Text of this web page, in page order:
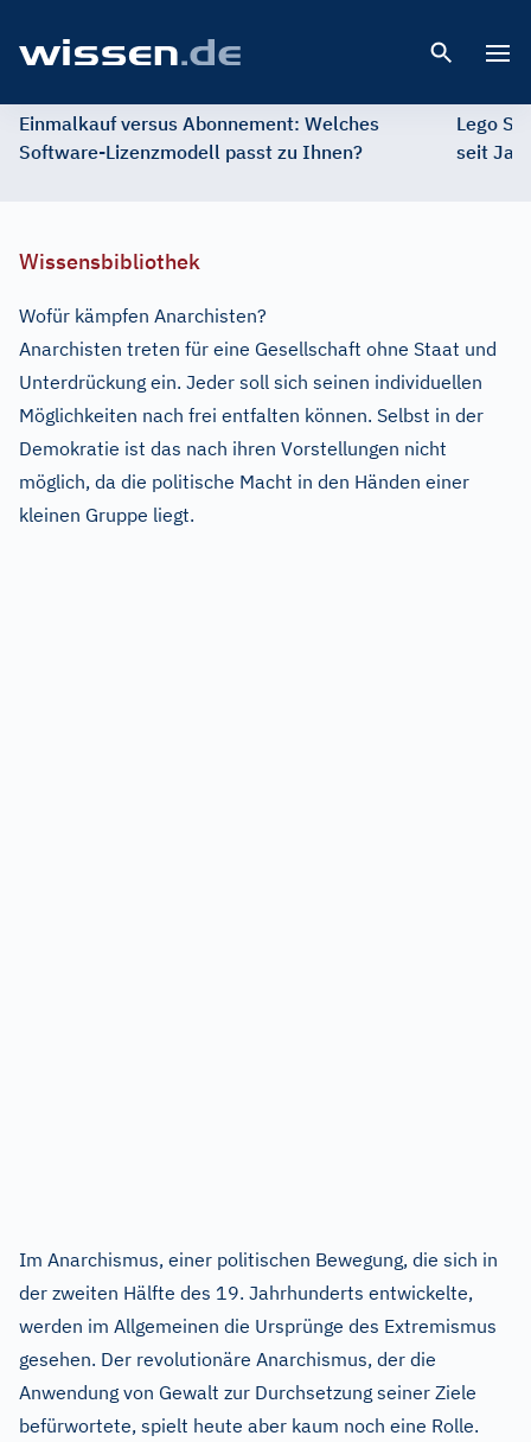
Einmalkauf versus Abonnement: Welches
Software-Lizenzmodell passt zu Ihnen?
Lego
seit
Wissensbibliothek
Wofür kämpfen Anarchisten?
Anarchisten treten für eine Gesellschaft ohne Staat und
Unterdrückung ein. Jeder soll sich seinen individuellen
Möglichkeiten nach frei entfalten können. Selbst in der
Demokratie ist das nach ihren Vorstellungen nicht
möglich, da die politische Macht in den Händen einer
kleinen Gruppe liegt.
Im Anarchismus, einer politischen Bewegung, die sich in
der zweiten Hälfte des 19. Jahrhunderts entwickelte,
werden im Allgemeinen die Ursprünge des Extremismus
gesehen. Der revolutionäre Anarchismus, der die
Anwendung von Gewalt zur Durchsetzung seiner Ziele
befürwortete, spielt heute aber kaum noch eine Rolle.